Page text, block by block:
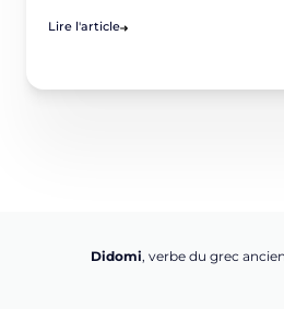
Lire l'article
Didomi, verbe du grec